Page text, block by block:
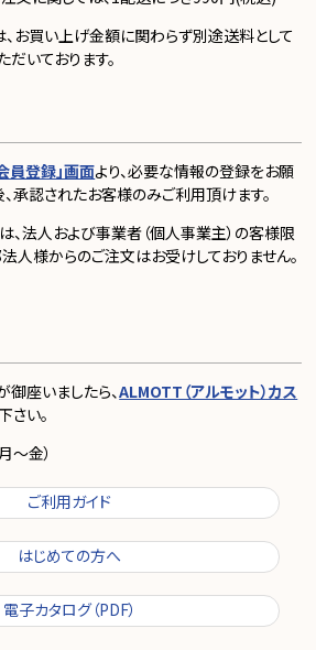
お買い上げ金額に関わらず別途送料として
だいております。
員登録」画面より、必要な情報の登録をお願
承認されたお客様のみご利用頂けます。
、法人および事業者（個人事業主）の客様限
人様からのご注文はお受けしておりません。
御座いましたら、ALMOTT（アルモット）カス
さい。
～金）
ご利用ガイド
はじめての方へ
電子カタログ（PDF）